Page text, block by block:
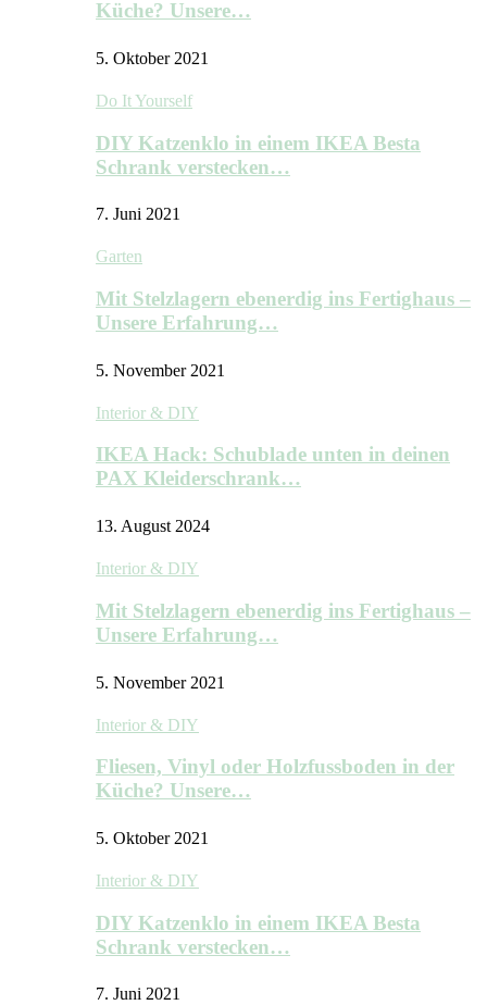
Küche? Unsere…
5. Oktober 2021
Do It Yourself
DIY Katzenklo in einem IKEA Besta
Schrank verstecken…
7. Juni 2021
Garten
Mit Stelzlagern ebenerdig ins Fertighaus –
Unsere Erfahrung…
5. November 2021
Interior & DIY
IKEA Hack: Schublade unten in deinen
PAX Kleiderschrank…
13. August 2024
Interior & DIY
Mit Stelzlagern ebenerdig ins Fertighaus –
Unsere Erfahrung…
5. November 2021
Interior & DIY
Fliesen, Vinyl oder Holzfussboden in der
Küche? Unsere…
5. Oktober 2021
Interior & DIY
DIY Katzenklo in einem IKEA Besta
Schrank verstecken…
7. Juni 2021